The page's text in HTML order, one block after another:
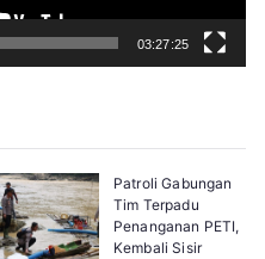
03:27:25
Patroli Gabungan
Tim Terpadu
Penanganan PETI,
Kembali Sisir